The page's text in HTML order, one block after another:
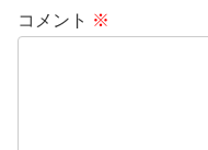
コメント ※